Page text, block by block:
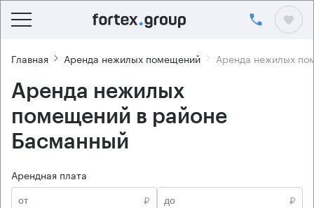
Главная Аренда нежилых помещений Аренда нежилых
Аренда нежилых
помещений в районе
Басманный
Арендная плата
₽
₽